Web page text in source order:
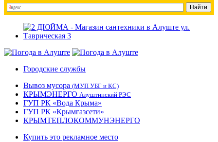
Городские службы
Вывоз мусора (МУП УБГ и КС)
КРЫМЭНЕРГО Алуштинский РЭС
ГУП РК «Вода Крыма»
ГУП РК «Крымгазсети»
КРЫМТЕПЛОКОММУНЭНЕРГО
Купить это рекламное место